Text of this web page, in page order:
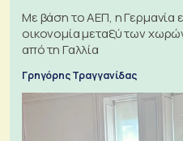
Με βάση το ΑΕΠ, η Γερμανία
οικονομία μεταξύ των
από τη Γαλλία
Γρηγόρης Τραγγανίδας